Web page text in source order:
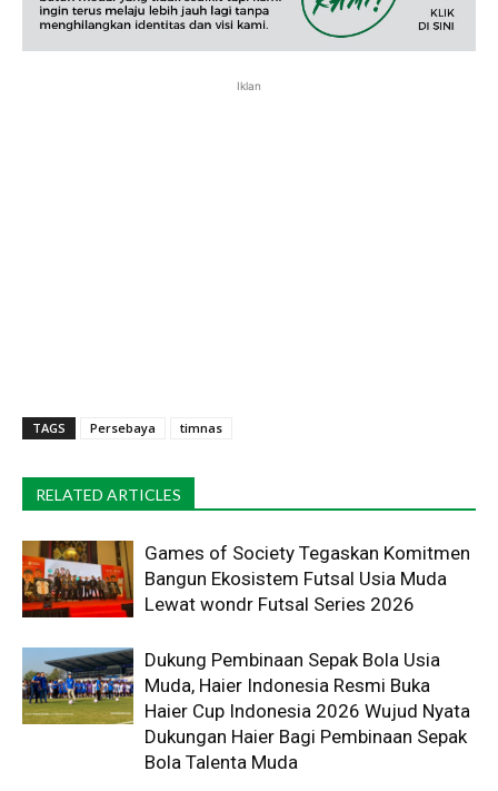
Iklan
TAGS Persebaya timnas
RELATED ARTICLES
Games of Society Tegaskan Komitmen
Bangun Ekosistem Futsal Usia Muda
Lewat wondr Futsal Series 2026 ​
Dukung Pembinaan Sepak Bola Usia
Muda, Haier Indonesia Resmi Buka
Haier Cup Indonesia 2026 Wujud Nyata
Dukungan Haier Bagi Pembinaan Sepak
Bola Talenta Muda